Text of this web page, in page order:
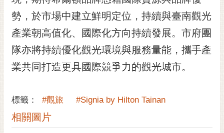
資
料
開
放
宣
告
交
通
位
勢，於市場中建立鮮明定位，持續與臺南觀光
產業朝高值化、國際化方向持續發展。市府團
隊亦將持續優化觀光環境與服務量能，攜手產
業共同打造更具國際競爭力的觀光城市。
標籤： #觀旅 #Signia by Hilton Tainan
相關圖片